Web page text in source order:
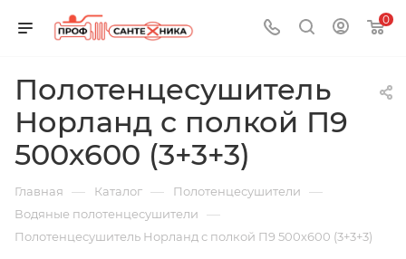
0
Полотенцесушитель
Норланд с полкой П9
500х600 (3+3+3)
Главная — Каталог — Полотенцесушители —
Водяные полотенцесушители —
Полотенцесушитель Норланд с полкой П9 500х600 (3+3+3)